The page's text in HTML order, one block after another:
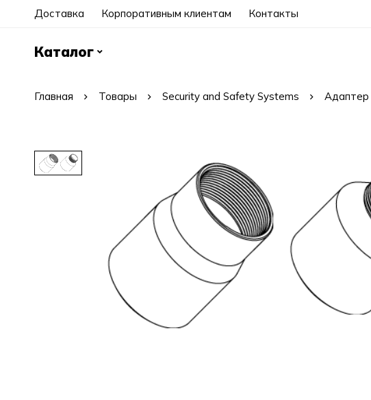
Доставка Корпоративным клиентам Контакты
Каталог
Главная Товары Security and Safety Systems Адаптер